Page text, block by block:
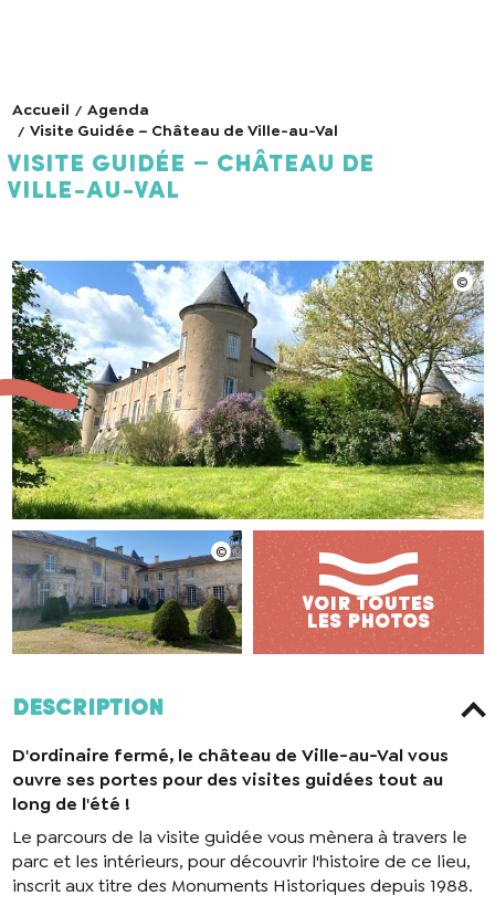
Accueil
Agenda
Visite Guidée – Château de Ville-au-Val
Visite Guidée – Château de
Ville-au-Val
Description
D'ordinaire fermé, le château de Ville-au-Val vous
ouvre ses portes pour des visites guidées tout au
long de l'été !
Le parcours de la visite guidée vous mènera à travers le
parc et les intérieurs, pour découvrir l'histoire de ce lieu,
inscrit aux titre des Monuments Historiques depuis 1988.